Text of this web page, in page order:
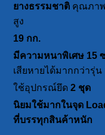
ยางธรรมชาติ คุณภา
สูง
19 กก.
มีความหนาพิเศษ 15
เสียหายได้มากกว่ารุ่น
ใช้อุปกรณ์ยึด 2 ชุด
นิยมใช้มากในจุด
ที่บรรทุกสินค้าหนัก